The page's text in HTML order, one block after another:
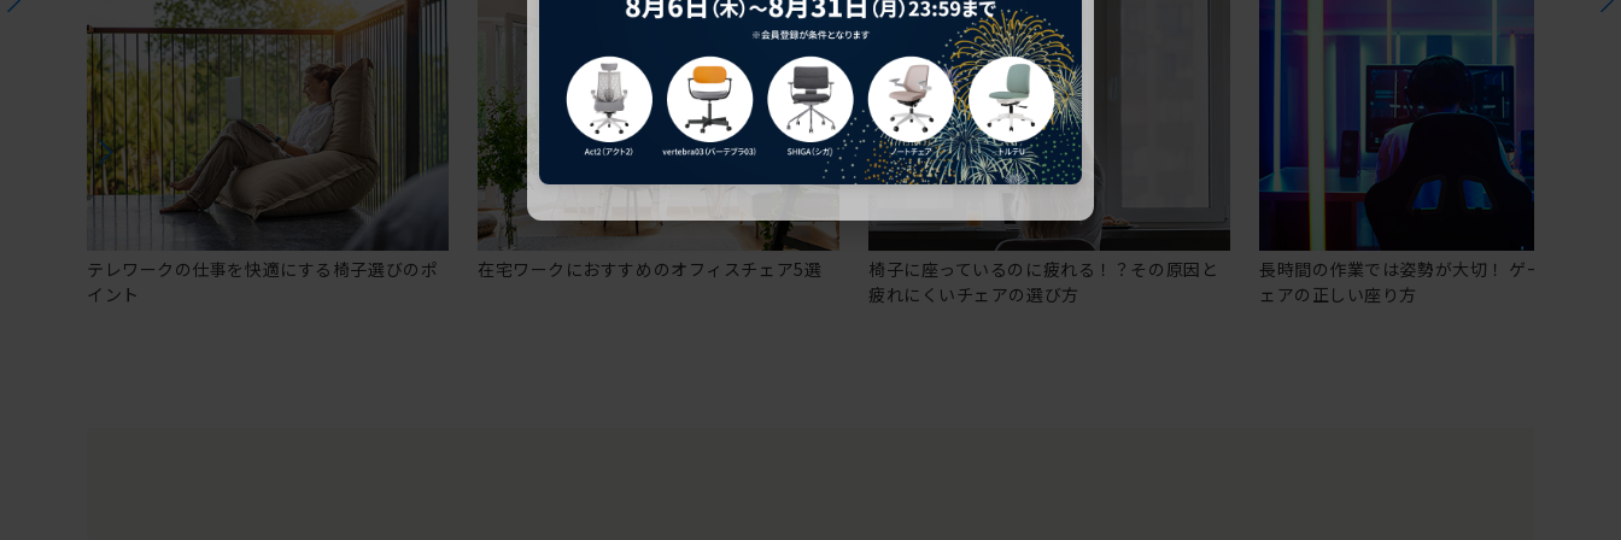
テレワークの仕事を快適にする椅子選びのポ
イント
在宅ワークにおすすめのオフィスチェア5選
椅子に座っているのに疲れる！？その原因と
疲れにくいチェアの選び方
長時間の作業では姿勢が大切！ ゲーミングチ
ェアの正しい座り方